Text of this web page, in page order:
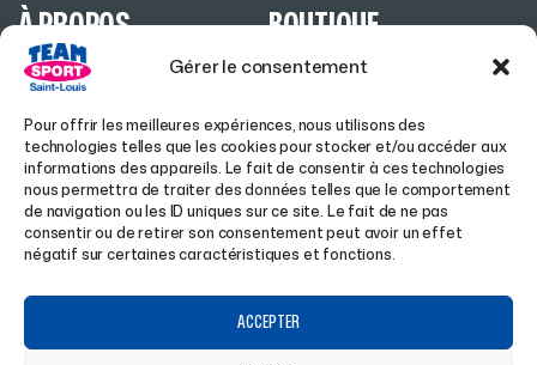
Gérer le consentement
Pour offrir les meilleures expériences, nous utilisons des
technologies telles que les cookies pour stocker et/ou accéder aux
informations des appareils. Le fait de consentir à ces technologies
nous permettra de traiter des données telles que le comportement
de navigation ou les ID uniques sur ce site. Le fait de ne pas
consentir ou de retirer son consentement peut avoir un effet
négatif sur certaines caractéristiques et fonctions.
ACCEPTER
À PROPOS
ACCUEIL
A PROPOS
MAGASIN À SAINT-LOUIS
CLUBS
ENTREPRISES
BOUTIQUE
FEMME
HIVER
RANDONNÉE
LIFESTYLE
SUIVEZ-NOUS